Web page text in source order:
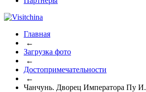
Главная
←
Загрузка фото
←
Достопримечательности
←
Чанчунь. Дворец Императора Пу И.